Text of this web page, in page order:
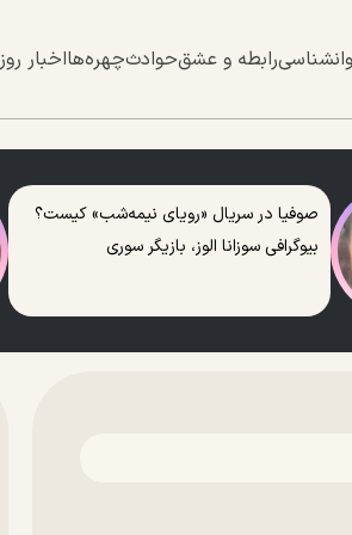
رابطه و عشقحوادثچهره‌هااخبار روز
صوفیا در سریال «رویای نیمه‌شب» کیست؟
بیوگرافی سوزانا الوز، بازیگر سوری